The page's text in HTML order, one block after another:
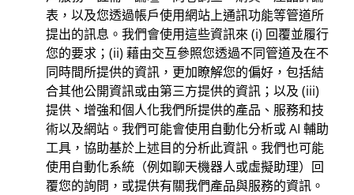
表，以及您透過帳戶使用網站上通訊功能等管道所
提出的訊息。我們會使用這些資訊來 (i) 回覆並履行
您的要求；(ii) 藉由交互參照您透過不同管道及在不
同時間所提供的資訊，更加瞭解您的偏好，包括結
合其他公開資訊或由第三方提供的資訊；以及 (iii)
提供、增強和個人化我們所提供的產品、服務和技
術以及網站。我們可能會使用自動化分析或 AI 輔助
工具，協助基於上述目的分析此資訊。我們也可能
使用自動化系統（例如聊天機器人或虛擬助理）回
覆您的詢問，或提供有關我們產品與服務的資訊。